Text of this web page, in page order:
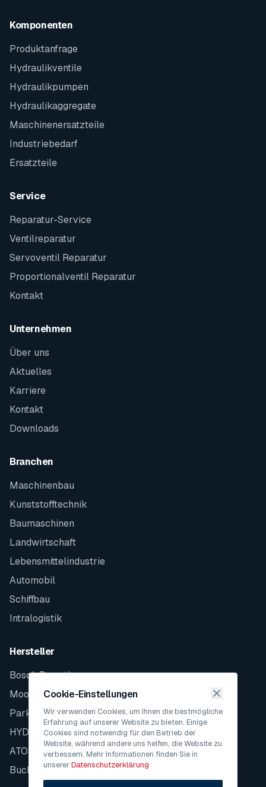
Komponenten
Produktanfrage
Hydraulikventile
Hydraulikpumpen
Hydraulikaggregate
Maschinenersatzteile
Industriebedarf
Ersatzteile
Service
Reparatur-Service
Ventilreparatur
Servoventil Reparatur
Proportionalventil Reparatur
Kontakt
Unternehmen
Über uns
Aktuelles
Karriere
Kontakt
Downloads
Branchen
Maschinenbau
Kunststofftechnik
Baumaschinen
Landwirtschaft
Lebensmittelindustrie
Automobil
Schiffbau
Intralogistik
Hersteller
Bosch Rexroth
Moog
Parker
HYDAC
ATOS
Bucher
Cookie-Einstellungen
Wir verwenden Cookies, um Ihnen die bestmögliche
Erfahrung auf unserer Website zu bieten. Einige
Cookies sind notwendig für den Betrieb der
Website, während andere uns helfen, die Website zu
verbessern. Mehr Informationen finden Sie in
unsererDatenschutzerklärung